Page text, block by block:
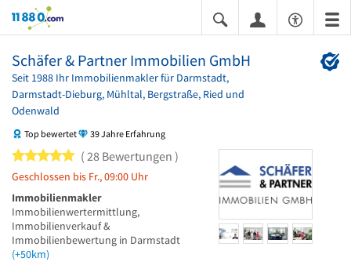
11880.com
Schäfer & Partner Immobilien GmbH
Seit 1988 Ihr Immobilienmakler für Darmstadt,
Darmstadt-Dieburg, Mühltal, Bergstraße, Ried und
Odenwald
Top bewertet 39 Jahre Erfahrung
5 von 5 Sternen
28 Bewertungen
Geschlossen bis Fr., 09:00 Uhr
Immobilienmakler
Immobilienwertermittlung,
Immobilienverkauf &
Immobilienbewertung in Darmstadt
(+50km)